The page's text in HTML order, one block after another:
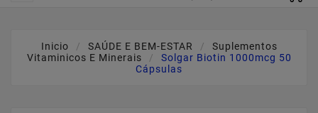
Inicio SAÚDE E BEM-ESTAR
Suplementos
Vitaminicos E Minerais
Solgar Biotin 1000mcg 50
Cápsulas